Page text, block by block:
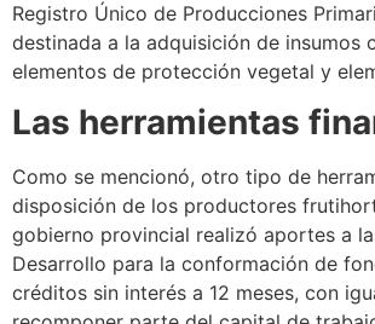
Registro Único de Producciones
destinada a la adquisición de insumos
elementos de protección vegetal y
Las herramientas
Como se mencionó, otro tipo de
disposición de los productores
gobierno provincial realizó aportes a
Desarrollo para la conformación de
créditos sin interés a 12 meses, con